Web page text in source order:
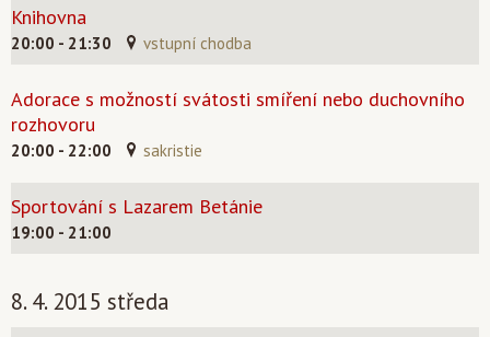
Knihovna
20:00 - 21:30 vstupní chodba
Adorace s možností svátosti smíření nebo duchovního
rozhovoru
20:00 - 22:00 sakristie
Sportování s Lazarem Betánie
19:00 - 21:00
8. 4. 2015 středa